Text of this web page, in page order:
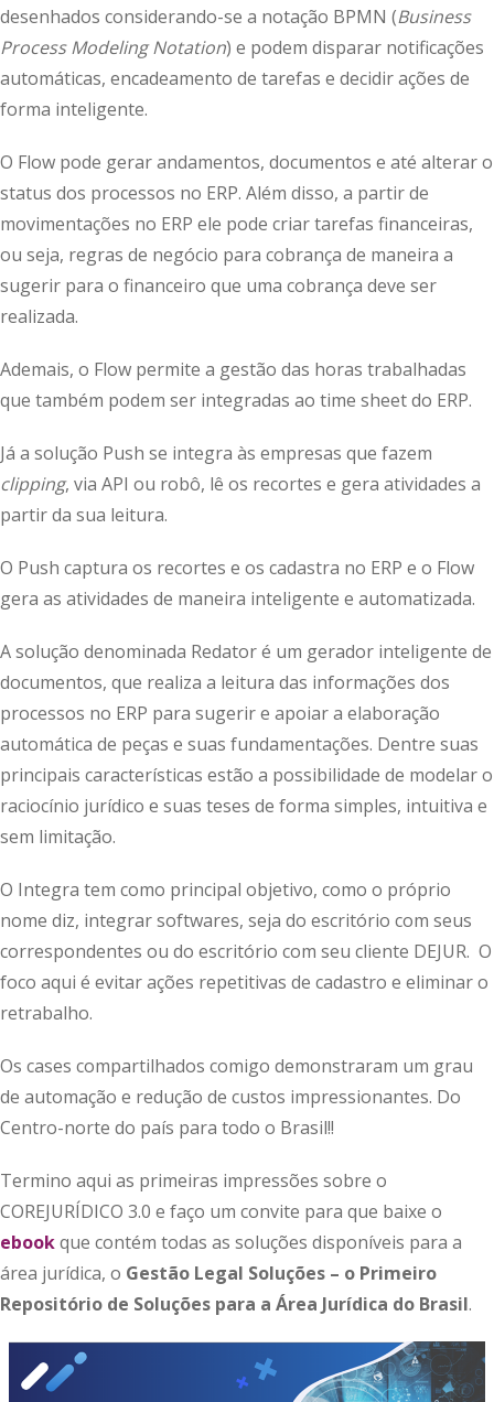
desenhados considerando-se a notação BPMN (Business
Process Modeling Notation) e podem disparar notificações
automáticas, encadeamento de tarefas e decidir ações de
forma inteligente.
O Flow pode gerar andamentos, documentos e até alterar o
status dos processos no ERP. Além disso, a partir de
movimentações no ERP ele pode criar tarefas financeiras,
ou seja, regras de negócio para cobrança de maneira a
sugerir para o financeiro que uma cobrança deve ser
realizada.
Ademais, o Flow permite a gestão das horas trabalhadas
que também podem ser integradas ao time sheet do ERP.
Já a solução Push se integra às empresas que fazem
clipping, via API ou robô, lê os recortes e gera atividades a
partir da sua leitura.
O Push captura os recortes e os cadastra no ERP e o Flow
gera as atividades de maneira inteligente e automatizada.
A solução denominada Redator é um gerador inteligente de
documentos, que realiza a leitura das informações dos
processos no ERP para sugerir e apoiar a elaboração
automática de peças e suas fundamentações. Dentre suas
principais características estão a possibilidade de modelar o
raciocínio jurídico e suas teses de forma simples, intuitiva e
sem limitação.
O Integra tem como principal objetivo, como o próprio
nome diz, integrar softwares, seja do escritório com seus
correspondentes ou do escritório com seu cliente DEJUR. O
foco aqui é evitar ações repetitivas de cadastro e eliminar o
retrabalho.
Os cases compartilhados comigo demonstraram um grau
de automação e redução de custos impressionantes. Do
Centro-norte do país para todo o Brasil!!
Termino aqui as primeiras impressões sobre o
COREJURÍDICO 3.0 e faço um convite para que baixe o
ebookque contém todas as soluções disponíveis para a
área jurídica, o Gestão Legal Soluções – o Primeiro
Repositório de Soluções para a Área Jurídica do Brasil.